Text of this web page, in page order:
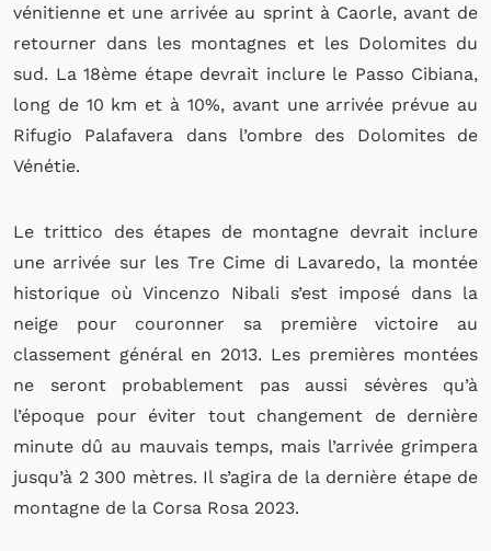
vénitienne et une arrivée au sprint à Caorle, avant de
retourner dans les montagnes et les Dolomites du
sud. La 18ème étape devrait inclure le Passo Cibiana,
long de 10 km et à 10%, avant une arrivée prévue au
Rifugio Palafavera dans l’ombre des Dolomites de
Vénétie.
Le trittico des étapes de montagne devrait inclure
une arrivée sur les Tre Cime di Lavaredo, la montée
historique où Vincenzo Nibali s’est imposé dans la
neige pour couronner sa première victoire au
classement général en 2013. Les premières montées
ne seront probablement pas aussi sévères qu’à
l’époque pour éviter tout changement de dernière
minute dû au mauvais temps, mais l’arrivée grimpera
jusqu’à 2 300 mètres. Il s’agira de la dernière étape de
montagne de la Corsa Rosa 2023.